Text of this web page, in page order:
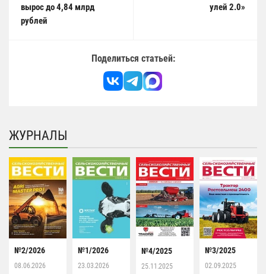
вырос до 4,84 млрд
рублей
улей 2.0»
Поделиться статьей:
ЖУРНАЛЫ
№2/2026
08.06.2026
№1/2026
23.03.2026
№4/2025
25.11.2025
№3/2025
02.09.2025